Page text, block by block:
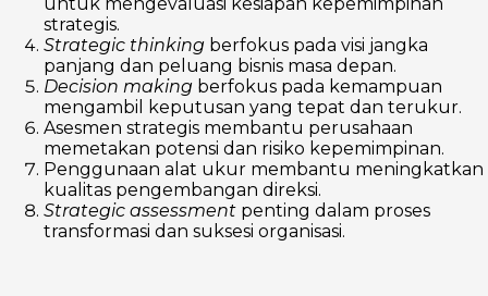
strategis.
Strategic thinking berfokus pada visi jangka
panjang dan peluang bisnis masa depan.
Decision making berfokus pada kemampuan
mengambil keputusan yang tepat dan terukur.
Asesmen strategis membantu perusahaan
memetakan potensi dan risiko kepemimpinan.
Penggunaan alat ukur membantu meningkatkan
kualitas pengembangan direksi.
Strategic assessment penting dalam proses
transformasi dan suksesi organisasi.